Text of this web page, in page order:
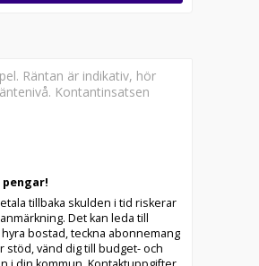
Räntan är indikativ, hör
Kontantinsatsen
tillbaka skulden i tid riskerar
Det kan leda till
bostad, teckna abonnemang
stöd, vänd dig till budget- och